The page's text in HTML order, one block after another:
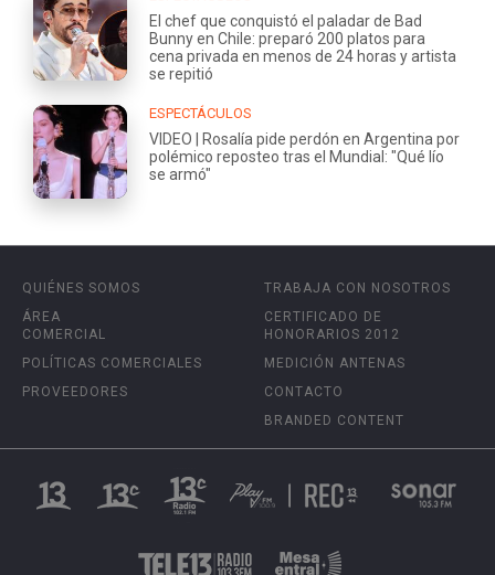
El chef que conquistó el paladar de Bad
Bunny en Chile: preparó 200 platos para
cena privada en menos de 24 horas y artista
se repitió
ESPECTÁCULOS
VIDEO | Rosalía pide perdón en Argentina por
polémico reposteo tras el Mundial: "Qué lío
se armó"
QUIÉNES SOMOS
ÁREA
COMERCIAL
POLÍTICAS COMERCIALES
PROVEEDORES
TRABAJA CON NOSOTROS
CERTIFICADO DE
HONORARIOS 2012
MEDICIÓN ANTENAS
CONTACTO
BRANDED CONTENT